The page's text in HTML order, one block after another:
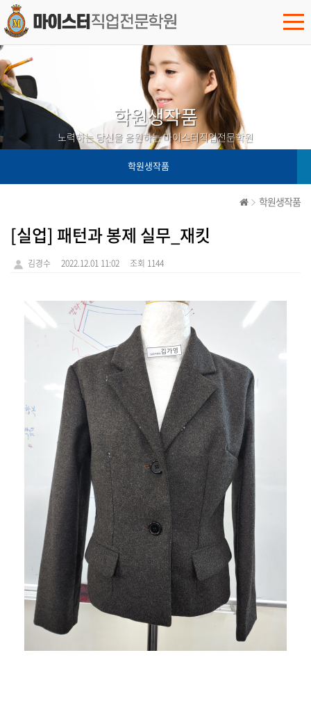
학원생작품
노력하는 당신을 응원하는 마이스터직업전문학원
학원생작품
학원생작품
[실업] 패턴과 봉제 실무_재킷
김경수 2022.12.01 11:02 조회 1144